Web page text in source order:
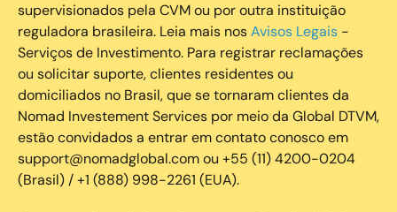
supervisionados pela CVM ou por outra instituição
reguladora brasileira. Leia mais nosAvisos Legais -
Serviços de Investimento. Para registrar reclamações
ou solicitar suporte, clientes residentes ou
domiciliados no Brasil, que se tornaram clientes da
Nomad Investement Services por meio da Global DTVM,
estão convidados a entrar em contato conosco em
support@nomadglobal.com ou +55 (11) 4200-0204
(Brasil) / +1 (888) 998-2261 (EUA).